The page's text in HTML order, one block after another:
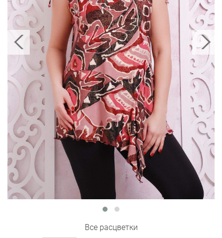
Все расцветки